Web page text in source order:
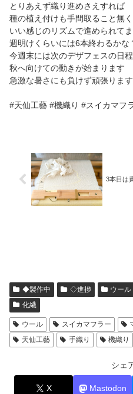
とりあえず織り進めさえすれば
種の植え付けも手間取ること無く
いい感じのリズムで進められて
週明けくらいには6本終わるかな
今週末には次のデザフェスの日
秋へ向けての動きが始まります
急激な暑さにも負けず頑張ります
#天仙工藝 #機織り #スイカマフ
3本目は
◆製作中 ◇進捗 ウール
化繊
ウール スイカマフラー
天仙工藝
手織り 機織り
シェ
X Mastodon